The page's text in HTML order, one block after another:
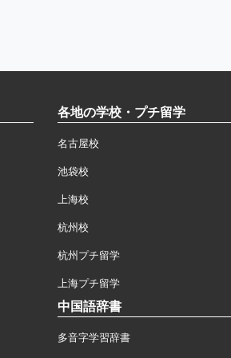
各地の学校・プチ留学
名古屋校
池袋校
上海校
杭州校
杭州プチ留学
上海プチ留学
中国語辞書
多音字学習辞書